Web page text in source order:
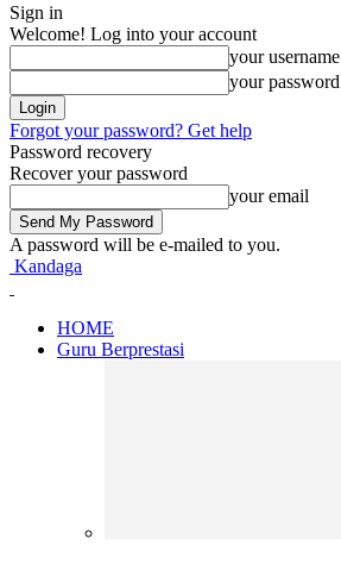
Sign in
Welcome! Log into your account
your username
your password
Forgot your password? Get help
Password recovery
Recover your password
your email
A password will be e-mailed to you.
Kandaga
HOME
Guru Berprestasi